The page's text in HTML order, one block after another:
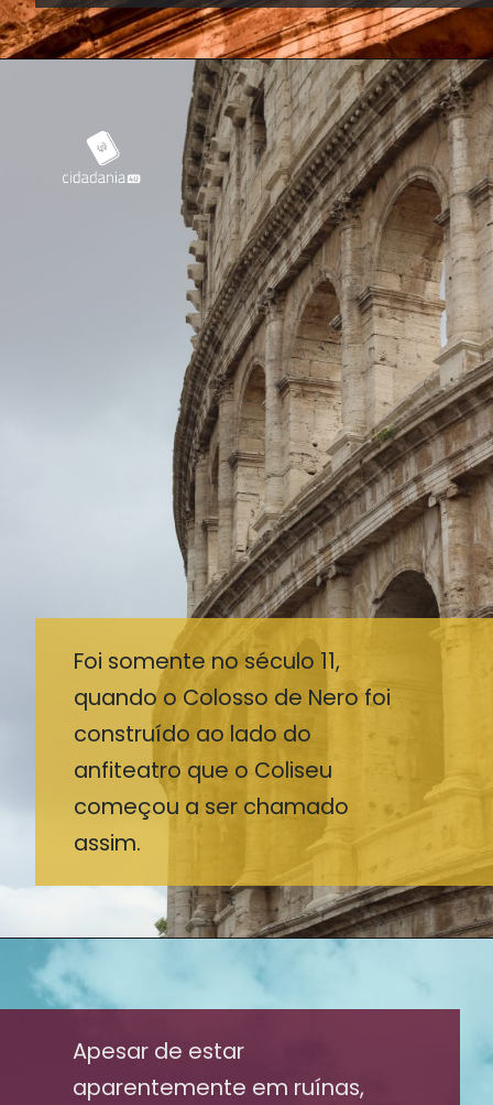
Foi somente no século 11,
quando o Colosso de Nero foi
construído ao lado do
anfiteatro que o Coliseu
começou a ser chamado
assim.
Apesar de estar
aparentemente em ruínas,